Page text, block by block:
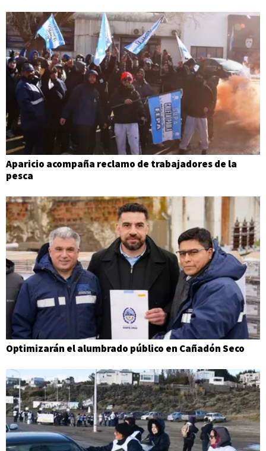
Aparicio acompaña reclamo de trabajadores de la
pesca
Optimizarán el alumbrado público en Cañadón Seco